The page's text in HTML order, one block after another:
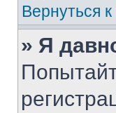
Вернуться
» Я